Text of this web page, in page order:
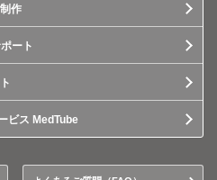
作
ート
ビス MedTube